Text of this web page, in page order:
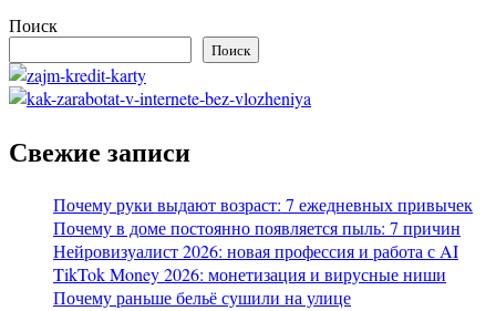
Поиск
Поиск
Свежие записи
Почему руки выдают возраст: 7 ежедневных привычек
Почему в доме постоянно появляется пыль: 7 причин
Нейровизуалист 2026: новая профессия и работа с AI
TikTok Money 2026: монетизация и вирусные ниши
Почему раньше бельё сушили на улице